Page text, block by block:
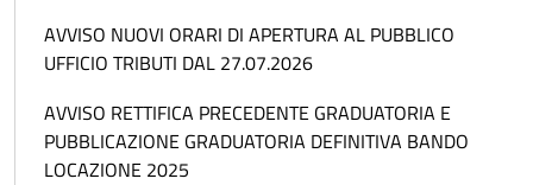
AVVISO NUOVI ORARI DI APERTURA AL PUBBLICO
UFFICIO TRIBUTI DAL 27.07.2026
AVVISO RETTIFICA PRECEDENTE GRADUATORIA E
PUBBLICAZIONE GRADUATORIA DEFINITIVA BANDO
LOCAZIONE 2025